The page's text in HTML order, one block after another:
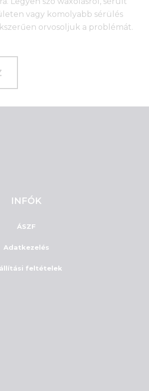
vagy komolyabb sérülés
orvosoljuk a problémát.
INFÓK
ÁSZF
Adatkezelés
feltételek